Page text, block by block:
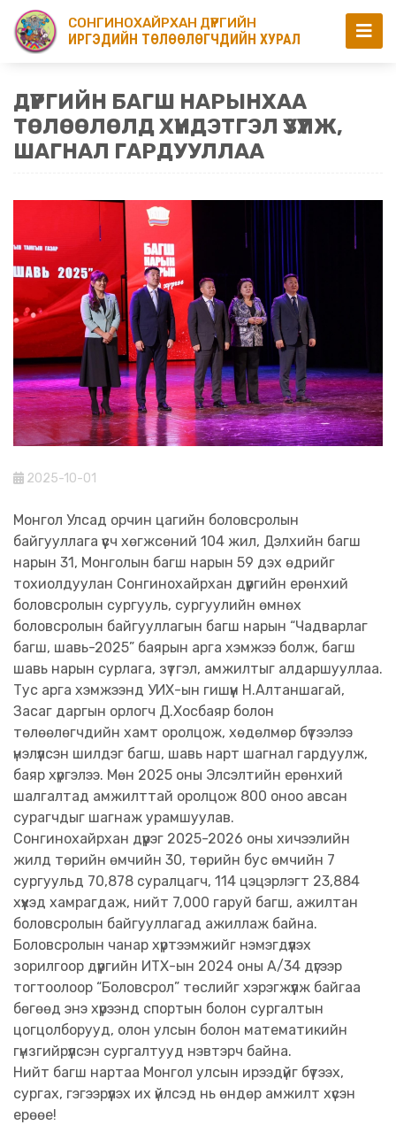
СОНГИНОХАЙРХАН ДҮҮРГИЙН
ИРГЭДИЙН ТӨЛӨӨЛӨГЧДИЙН ХУРАЛ
ДҮҮРГИЙН БАГШ НАРЫНХАА
ТӨЛӨӨЛӨЛД ХҮНДЭТГЭЛ ҮЗҮҮЛЖ,
ШАГНАЛ ГАРДУУЛЛАА
2025-10-01
Монгол Улсад орчин цагийн боловсролын
байгууллага үүсч хөгжсөний 104 жил, Дэлхийн багш
нарын 31, Монголын багш нарын 59 дэх өдрийг
тохиолдуулан Сонгинохайрхан дүүргийн ерөнхий
боловсролын сургууль, сургуулийн өмнөх
боловсролын байгууллагын багш нарын “Чадварлаг
багш, шавь-2025” баярын арга хэмжээ болж, багш
шавь нарын сурлага, зүтгэл, амжилтыг алдаршууллаа.
Тус арга хэмжээнд УИХ-ын гишүүн Н.Алтаншагай,
Засаг даргын орлогч Д.Хосбаяр болон
төлөөлөгчдийн хамт оролцож, хөдөлмөр бүтээлээ
үнэлүүлсэн шилдэг багш, шавь нарт шагнал гардуулж,
баяр хүргэлээ. Мөн 2025 оны Элсэлтийн ерөнхий
шалгалтад амжилттай оролцож 800 оноо авсан
сурагчдыг шагнаж урамшуулав.
Сонгинохайрхан дүүрэг 2025-2026 оны хичээлийн
жилд төрийн өмчийн 30, төрийн бус өмчийн 7
сургуульд 70,878 суралцагч, 114 цэцэрлэгт 23,884
хүүхэд хамрагдаж, нийт 7,000 гаруй багш, ажилтан
боловсролын байгууллагад ажиллаж байна.
Боловсролын чанар хүртээмжийг нэмэгдүүлэх
зорилгоор дүүргийн ИТХ-ын 2024 оны А/34 дүгээр
тогтоолоор “Боловсрол” төслийг хэрэгжүүлж байгаа
бөгөөд энэ хүрээнд спортын болон сургалтын
цогцолборууд, олон улсын болон математикийн
гүнзгийрүүлсэн сургалтууд нэвтэрч байна.
Нийт багш нартаа Монгол улсын ирээдүйг бүтээх,
сургах, гэгээрүүлэх их үйлсэд нь өндөр амжилт хүсэн
ерөөе!